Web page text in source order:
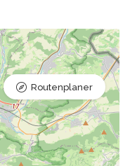
Routenplaner